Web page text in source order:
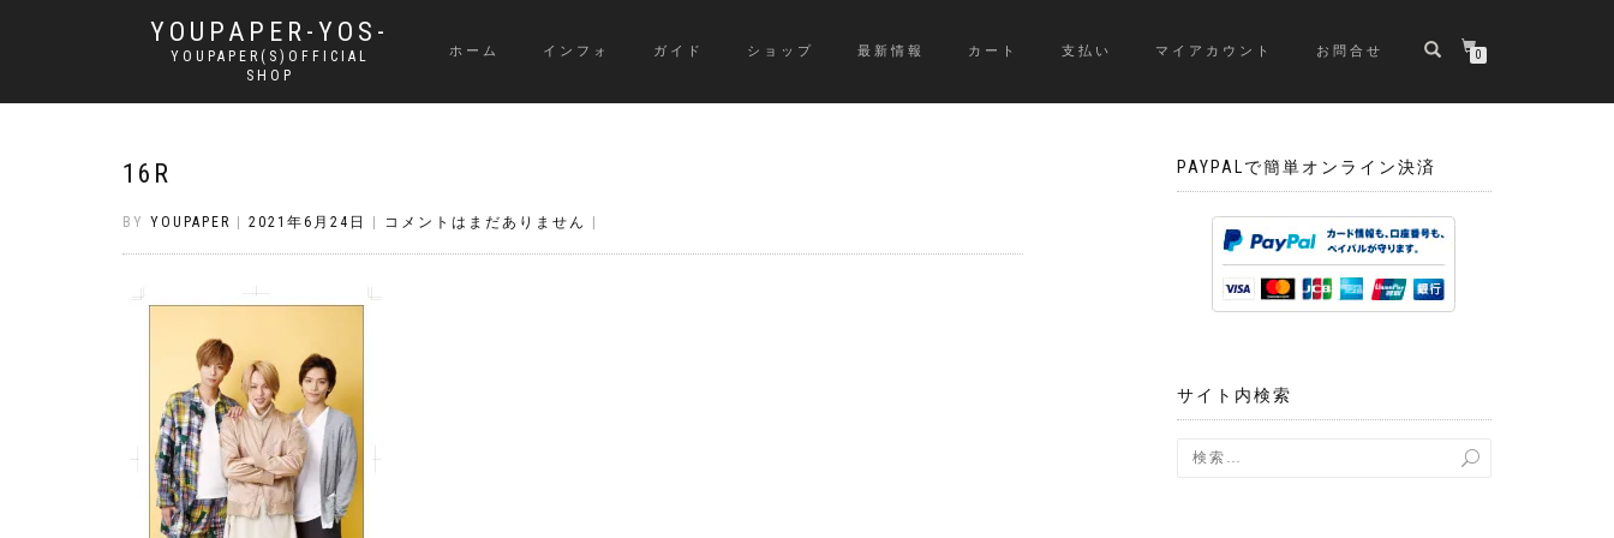
YOUPAPER-YOS-
YOUPAPER(S)OFFICIAL
SHOP
ホーム インフォ ガイド ショップ 最新情報 カート 支払い マイアカウント お問合せ 0
16R
BY YOUPAPER 2021年6月24日 コメントはまだありません
PAYPALで簡単オンライン決済
サイト内検索